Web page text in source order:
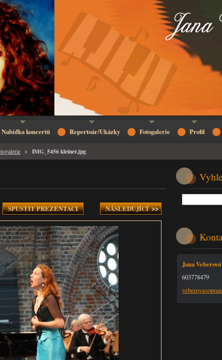
> IMG_5456 kleiner.jpg
SPUSTIT PREZENTACI NÁSLEDUJÍCÍ >>
Jana Veberová
603778479
veberova
Nabídka koncertů Repertoár/Ukázky Fotogalerie Profil